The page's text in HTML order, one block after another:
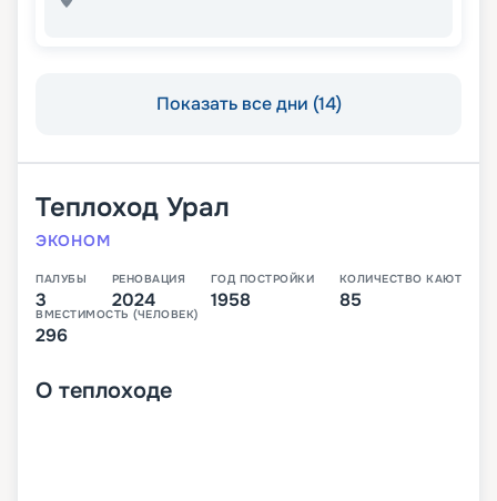
Показать все дни (14)
Теплоход Урал
ЭКОНОМ
ПАЛУБЫ
3
РЕНОВАЦИЯ
2024
ГОД ПОСТРОЙКИ
1958
КОЛИЧЕСТВО КАЮТ
85
ВМЕСТИМОСТЬ (ЧЕЛОВЕК)
296
О теплоходе